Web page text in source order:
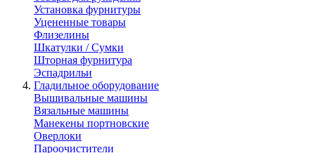
Установка фурнитуры
Уцененные товары
Флизелины
Шкатулки / Сумки
Шторная фурнитура
Эспадрильи
Гладильное оборудование
Вышивальные машины
Вязальные машины
Манекены портновские
Оверлоки
Пароочистители